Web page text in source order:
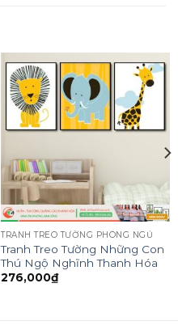
TRANH TREO TƯỜNG PHÒNG NGỦ
Tranh Treo Tường Những Con
Thú Ngộ Nghĩnh Thanh Hóa
276,000₫